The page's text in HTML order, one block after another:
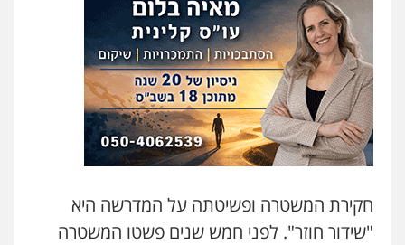
חקירת המשטרה ופשיטתה על המדרשה היא
"שידור חוזר". לפני חמש שנים פשטו המשטרה